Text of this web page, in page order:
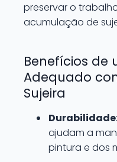
preservar o
acumulação de
Benefícios de
Adequado
Sujeira
ajudam a
pintura e dos